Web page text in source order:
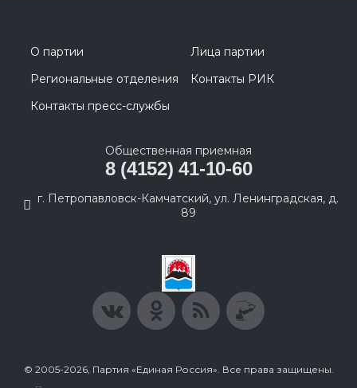
О партии
Лица партии
Региональные отделения
Контакты РИК
Контакты пресс-службы
Общественная приемная
8 (4152) 41-10-60
г. Петропавловск-Камчатский, ул. Ленинградская, д.
89
© 2005-2026, Партия «Единая Россия». Все права защищены.